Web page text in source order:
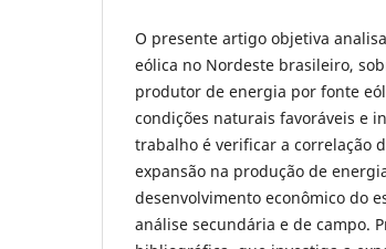
O presente artigo objetiva
eólica no Nordeste brasileiro,
produtor de energia por fonte
condições naturais favoráveis e
trabalho é verificar a correlação
expansão na produção de
desenvolvimento econômico do
análise secundária e de campo.